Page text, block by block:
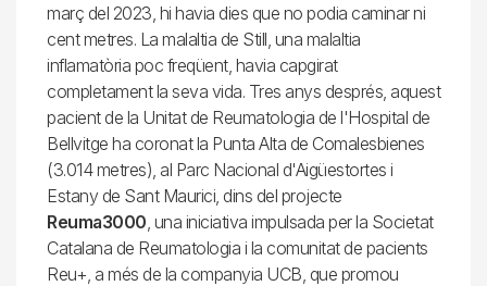
març del 2023, hi havia dies que no podia caminar ni
cent metres. La malaltia de Still, una malaltia
inflamatòria poc freqüent, havia capgirat
completament la seva vida. Tres anys després, aquest
pacient de la Unitat de Reumatologia de l'Hospital de
Bellvitge ha coronat la Punta Alta de Comalesbienes
(3.014 metres), al Parc Nacional d'Aigüestortes i
Estany de Sant Maurici, dins del projecte
Reuma3000 , una iniciativa impulsada per la Societat
Catalana de Reumatologia i la comunitat de pacients
Reu+, a més de la companyia UCB, que promou